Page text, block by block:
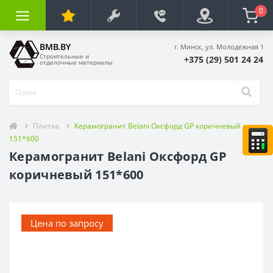
0
BMB.BY
Строительные и
отделочные материалы
г. Минск, ул. Молодежная 1
+375 (29) 501 24 24
Плитка
Керамогранит Belani Оксфорд GP коричневый
151*600
Керамогранит Belani Оксфорд GP
коричневый 151*600
Цена по запросу